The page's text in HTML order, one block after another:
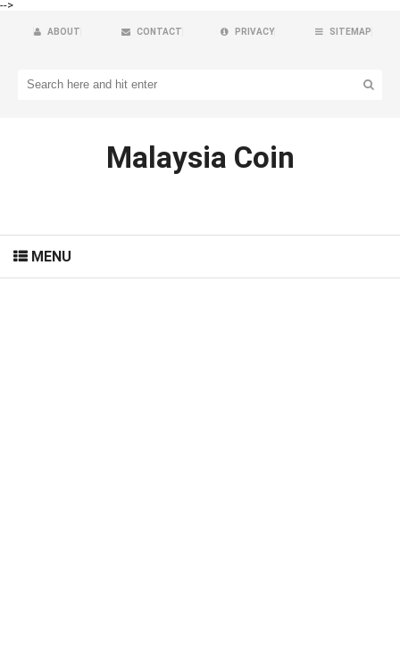
-->
ABOUT CONTACT PRIVACY SITEMAP
Malaysia Coin
MENU